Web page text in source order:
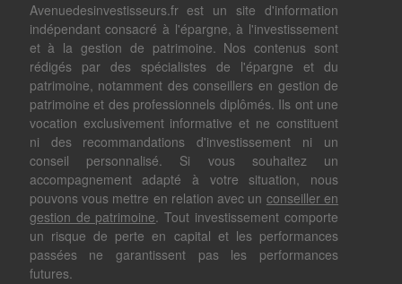
Avenuedesinvestisseurs.fr est un site d'information
indépendant consacré à l'épargne, à l'investissement
et à la gestion de patrimoine. Nos contenus sont
rédigés par des spécialistes de l'épargne et du
patrimoine, notamment des conseillers en gestion de
patrimoine et des professionnels diplômés. Ils ont une
vocation exclusivement informative et ne constituent
ni des recommandations d'investissement ni un
conseil personnalisé. Si vous souhaitez un
accompagnement adapté à votre situation, nous
pouvons vous mettre en relation avec un conseiller en
gestion de patrimoine. Tout investissement comporte
un risque de perte en capital et les performances
passées ne garantissent pas les performances
futures.